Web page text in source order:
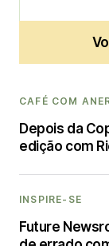
CAFÉ COM
Depois da
edição com
INSPIRE-SE
Future